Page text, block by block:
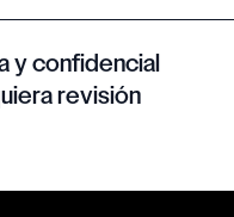
y confidencial
revisión